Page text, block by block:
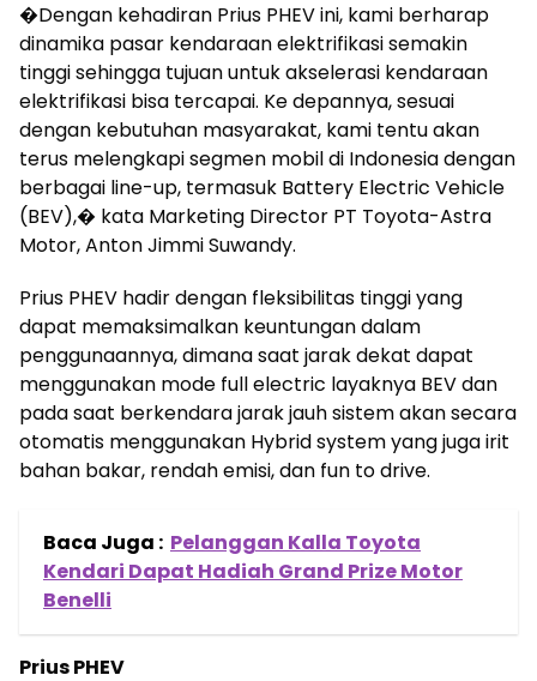
�Dengan kehadiran Prius PHEV ini, kami berharap
dinamika pasar kendaraan elektrifikasi semakin
tinggi sehingga tujuan untuk akselerasi kendaraan
elektrifikasi bisa tercapai. Ke depannya, sesuai
dengan kebutuhan masyarakat, kami tentu akan
terus melengkapi segmen mobil di Indonesia dengan
berbagai line-up, termasuk Battery Electric Vehicle
(BEV),� kata Marketing Director PT Toyota-Astra
Motor, Anton Jimmi Suwandy.
Prius PHEV hadir dengan fleksibilitas tinggi yang
dapat memaksimalkan keuntungan dalam
penggunaannya, dimana saat jarak dekat dapat
menggunakan mode full electric layaknya BEV dan
pada saat berkendara jarak jauh sistem akan secara
otomatis menggunakan Hybrid system yang juga irit
bahan bakar, rendah emisi, dan fun to drive.
Baca Juga : Pelanggan Kalla Toyota
Kendari Dapat Hadiah Grand Prize Motor
Benelli
Prius PHEV